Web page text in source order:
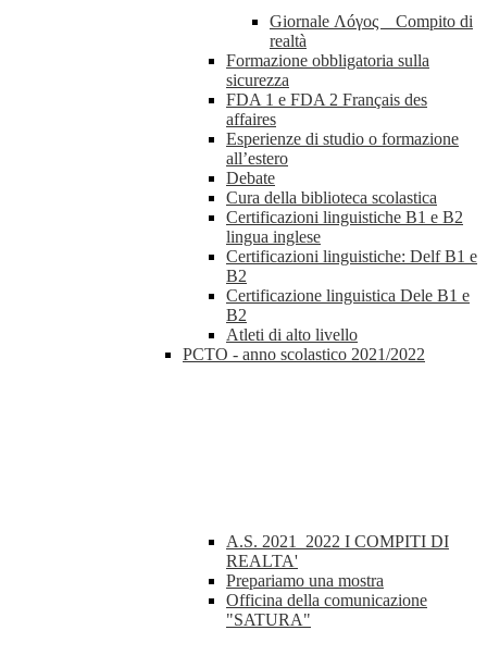
Giornale Λóγος _ Compito di
realtà
Formazione obbligatoria sulla
sicurezza
FDA 1 e FDA 2 Français des
affaires
Esperienze di studio o formazione
all’estero
Debate
Cura della biblioteca scolastica
Certificazioni linguistiche B1 e B2
lingua inglese
Certificazioni linguistiche: Delf B1 e
B2
Certificazione linguistica Dele B1 e
B2
Atleti di alto livello
PCTO - anno scolastico 2021/2022
A.S. 2021_2022 I COMPITI DI
REALTA'
Prepariamo una mostra
Officina della comunicazione
"SATURA"